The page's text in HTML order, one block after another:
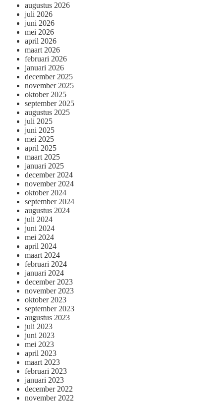
augustus 2026
juli 2026
juni 2026
mei 2026
april 2026
maart 2026
februari 2026
januari 2026
december 2025
november 2025
oktober 2025
september 2025
augustus 2025
juli 2025
juni 2025
mei 2025
april 2025
maart 2025
januari 2025
december 2024
november 2024
oktober 2024
september 2024
augustus 2024
juli 2024
juni 2024
mei 2024
april 2024
maart 2024
februari 2024
januari 2024
december 2023
november 2023
oktober 2023
september 2023
augustus 2023
juli 2023
juni 2023
mei 2023
april 2023
maart 2023
februari 2023
januari 2023
december 2022
november 2022